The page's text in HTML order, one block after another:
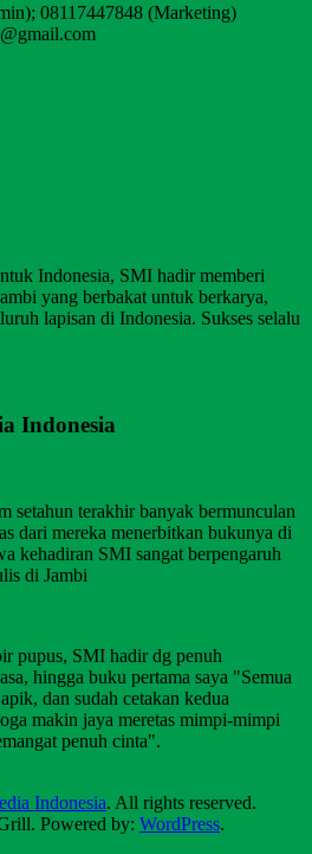
08117447848 (Marketing)
Indonesia, SMI hadir memberi
yang berbakat untuk berkarya,
lapisan di Indonesia. Sukses selalu
Indonesia
setahun terakhir banyak bermunculan
dari mereka menerbitkan bukunya di
kehadiran SMI sangat berpengaruh
di Jambi
pupus, SMI hadir dg penuh
hingga buku pertama saya "Semua
dan sudah cetakan kedua
makin jaya meretas mimpi-mimpi
penuh cinta".
Indonesia. All rights reserved.
Powered by: WordPress.